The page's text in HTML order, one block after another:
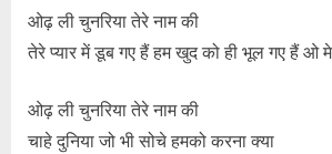
ओढ़ ली चुनरिया तेरे नाम की
तेरे प्यार में डूब गए हैं हम खुद को ही भूल गए हैं ओ
ओढ़ ली चुनरिया तेरे नाम की
चाहे दुनिया जो भी सोचे हमको करना क्या